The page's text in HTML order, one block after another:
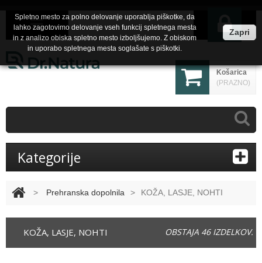
Košarica
(PRAZNO)
Kategorije
> Prehranska dopolnila > KOŽA, LASJE, NOHTI
KOŽA, LASJE, NOHTI OBSTAJA 46 IZDELKOV.
Spletno mesto za polno delovanje uporablja piškotke, da
lahko zagotovimo delovanje vseh funkcij spletnega mesta
in z analizo obiska spletno mesto izboljšujemo. Z obiskom
in uporabo spletnega mesta soglašate s piškotki.
Zapri